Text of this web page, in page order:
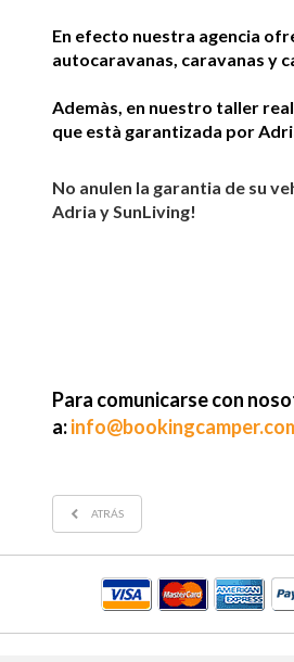
En efecto nuestra agencia
autocaravanas, caravanas y
Ademàs, en nuestro taller
que està garantizada por
No anulen la garantia de su
Adria y SunLiving!
Para comunicarse con
a:
ATRÁS